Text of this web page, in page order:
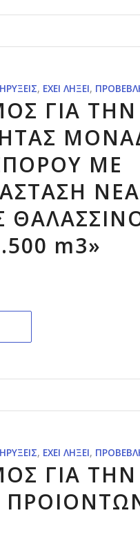
, ΈΧΕΙ ΛΉΞΕΙ,
ΓΙΑ ΤΗΝ
ΜΕ
m3»
, ΈΧΕΙ ΛΉΞΕΙ,
ΓΙΑ ΤΗΝ